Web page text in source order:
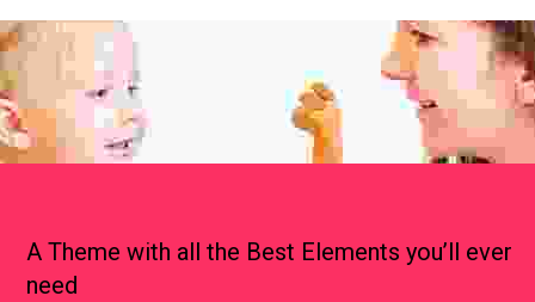
A Theme with all the Best Elements you’ll ever
need